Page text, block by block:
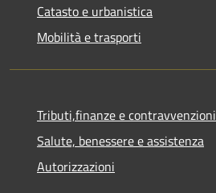
Catasto e urbanistica
Mobilità e trasporti
Tributi,finanze e contravvenzioni
Salute, benessere e assistenza
Autorizzazioni